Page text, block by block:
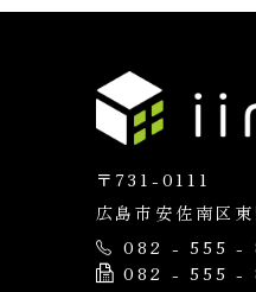
〒731-0111
広島市安佐南区
082 - 555 -
082 - 555 -